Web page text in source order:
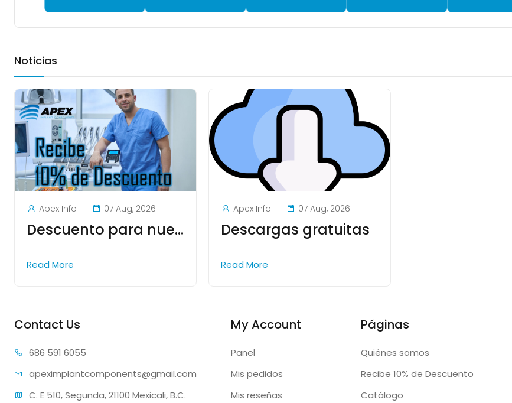
Noticias
Apex Info 07 Aug, 2026
Descuento para nuevos clientes
Read More
Apex Info 07 Aug, 2026
Descargas gratuitas
Read More
Contact Us
686 591 6055
apeximplantcomponents@gmail.com
C. E 510, Segunda, 21100 Mexicali, B.C.
My Account
Panel
Mis pedidos
Mis reseñas
Páginas
Quiénes somos
Recibe 10% de Descuento
Catálogo